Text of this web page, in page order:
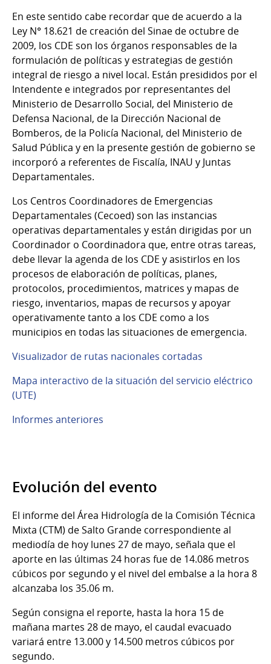
En este sentido cabe recordar que de acuerdo a la
Ley N° 18.621 de creación del Sinae de octubre de
2009, los CDE son los órganos responsables de la
formulación de políticas y estrategias de gestión
integral de riesgo a nivel local. Están presididos por el
Intendente e integrados por representantes del
Ministerio de Desarrollo Social, del Ministerio de
Defensa Nacional, de la Dirección Nacional de
Bomberos, de la Policía Nacional, del Ministerio de
Salud Pública y en la presente gestión de gobierno se
incorporó a referentes de Fiscalía, INAU y Juntas
Departamentales.
Los Centros Coordinadores de Emergencias
Departamentales (Cecoed) son las instancias
operativas departamentales y están dirigidas por un
Coordinador o Coordinadora que, entre otras tareas,
debe llevar la agenda de los CDE y asistirlos en los
procesos de elaboración de políticas, planes,
protocolos, procedimientos, matrices y mapas de
riesgo, inventarios, mapas de recursos y apoyar
operativamente tanto a los CDE como a los
municipios en todas las situaciones de emergencia.
Visualizador de rutas nacionales cortadas
Mapa interactivo de la situación del servicio eléctrico
(UTE)
Informes anteriores
Evolución del evento
El informe del Área Hidrología de la Comisión Técnica
Mixta (CTM) de Salto Grande correspondiente al
mediodía de hoy lunes 27 de mayo, señala que el
aporte en las últimas 24 horas fue de 14.086 metros
cúbicos por segundo y el nivel del embalse a la hora 8
alcanzaba los 35.06 m.
Según consigna el reporte, hasta la hora 15 de
mañana martes 28 de mayo, el caudal evacuado
variará entre 13.000 y 14.500 metros cúbicos por
segundo.